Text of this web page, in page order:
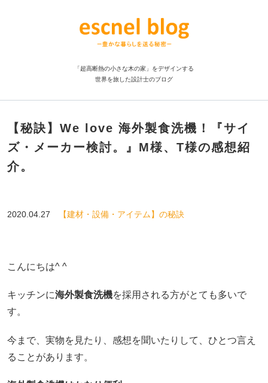
「超高断熱の小さな木の家」をデザインする
世界を旅した設計士のブログ
【秘訣】We love 海外製食洗機！『サイ
ズ・メーカー検討。』M様、T様の感想紹
介。
2020.04.27 【建材・設備・アイテム】の秘訣
こんにちは^ ^
キッチンに海外製食洗機を採用される方がとても多いで
す。
今まで、実物を見たり、感想を聞いたりして、ひとつ言え
ることがあります。